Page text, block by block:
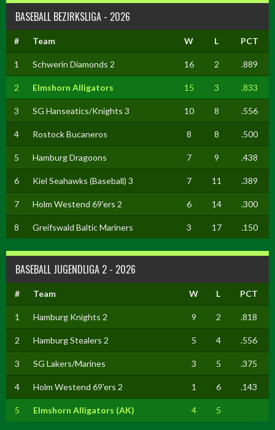
BASEBALL BEZIRKSLIGA - 2026
# Team W L PCT
1 Schwerin Diamonds 2 16 2 .889
2 Elmshorn Alligators 15 3 .833
3 SG Hanseatics/Knights 3 10 8 .556
4 Rostock Bucaneros 8 8 .500
5 Hamburg Dragoons 7 9 .438
6 Kiel Seahawks (Baseball) 3 7 11 .389
7 Holm Westend 69'ers 2 6 14 .300
8 Greifswald Baltic Mariners 3 17 .150
BASEBALL JUGENDLIGA 2 - 2026
# Team W L PCT
1 Hamburg Knights 2 9 2 .818
2 Hamburg Stealers 2 5 4 .556
3 SG Lakers/Marines 3 5 .375
4 Holm Westend 69'ers 2 1 6 .143
5 Elmshorn Alligators (AK) 4 5